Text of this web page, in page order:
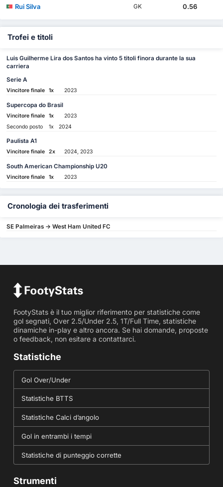
Rui Silva
GK 0.56
Trofei e titoli
Luis Guilherme Lira dos Santos ha vinto 5 titoli finora durante la sua
carriera
Serie A
Vincitore finale 1x 2023
Supercopa do Brasil
Vincitore finale 1x
2023
Secondo posto
1x 2024
Paulista A1
Vincitore finale 2x 2024, 2023
South American Championship U20
Vincitore finale 1x 2023
Cronologia dei trasferimenti
SE Palmeiras -> West Ham United FC
FootyStats è il tuo miglior riferimento per statistiche come
gol segnati, Over 2.5/Under 2.5, 1T/Full Time, statistiche
dinamiche in-play e altro ancora. Se hai domande, proposte
o feedback, non esitare a contattarci.
Statistiche
Gol Over/Under
Statistiche BTTS
Statistiche Calci d’angolo
Gol in entrambi i tempi
Statistiche di punteggio corrette
Strumenti